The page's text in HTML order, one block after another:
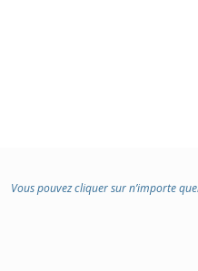
Vous pouvez cliquer sur n’importe